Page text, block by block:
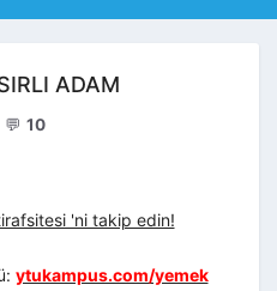
ADAM
💬 10
'ni takip edin!
ytukampus.com/yemek